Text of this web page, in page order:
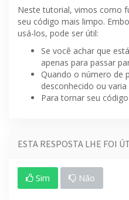
Neste tutorial, vimos como
seu código mais limpo.
usá-los, pode ser útil:
Se você achar que
apenas para passar
Quando o número de
desconhecido ou
Para tornar seu
ESTA RESPOSTA LHE FOI
Sim Não